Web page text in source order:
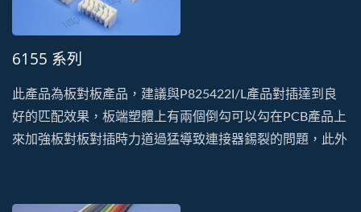
6155 系列
此產品為板對板產品，建議與P825422I/L產品對插達到良
好的匹配效果，板端塑體上有兩個倒勾可以勾在PCB產品上
來加強板對板對插時力道過猛導致連接器錫裂的問題，此外